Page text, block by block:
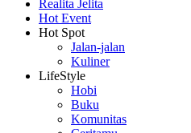
Realita Jelita
Hot Event
Hot Spot
Jalan-jalan
Kuliner
LifeStyle
Hobi
Buku
Komunitas